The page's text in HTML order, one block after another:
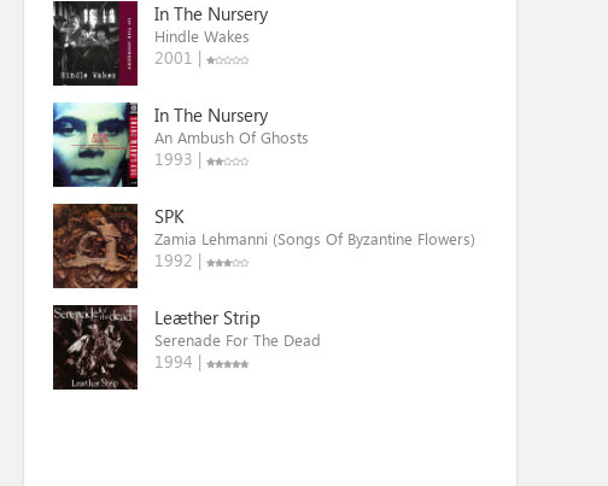
In The Nursery
Hindle Wakes
2001 |
In The Nursery
An Ambush Of Ghosts
1993 |
SPK
Zamia Lehmanni (Songs Of Byzantine Flowers)
1992 |
Leæther Strip
Serenade For The Dead
1994 |